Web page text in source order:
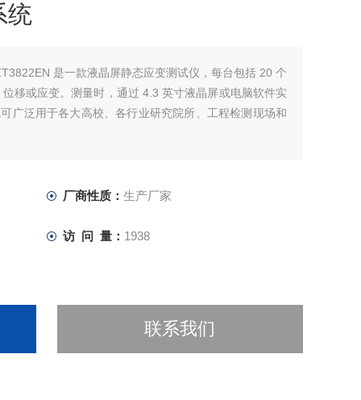
统
是一款液晶屏静态应变测试仪，每台包括 20 个
移或应变。测量时，通过 4.3 英寸液晶屏或电脑软件实
广泛用于各大高校、各行业研究院所、工程检测现场和
厂商性质： 生产厂家
访 问 量： 1938
联系我们